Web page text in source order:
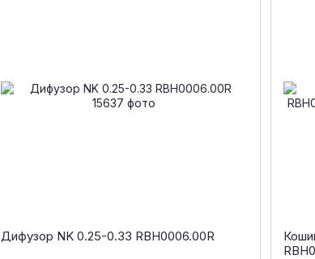
Дифузор NK 0.25-0.33 RBH0006.00R